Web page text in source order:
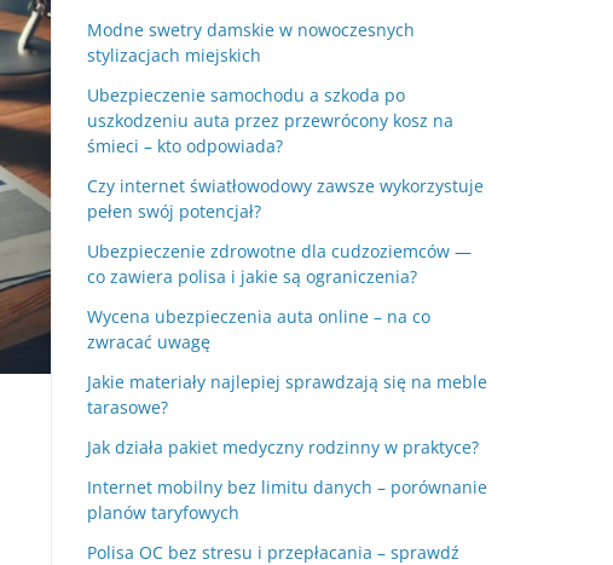
Modne swetry damskie w nowoczesnych
stylizacjach miejskich
Ubezpieczenie samochodu a szkoda po
uszkodzeniu auta przez przewrócony kosz na
śmieci – kto odpowiada?
Czy internet światłowodowy zawsze wykorzystuje
pełen swój potencjał?
Ubezpieczenie zdrowotne dla cudzoziemców —
co zawiera polisa i jakie są ograniczenia?
Wycena ubezpieczenia auta online – na co
zwracać uwagę
Jakie materiały najlepiej sprawdzają się na meble
tarasowe?
Jak działa pakiet medyczny rodzinny w praktyce?
Internet mobilny bez limitu danych – porównanie
planów taryfowych
Polisa OC bez stresu i przepłacania – sprawdź